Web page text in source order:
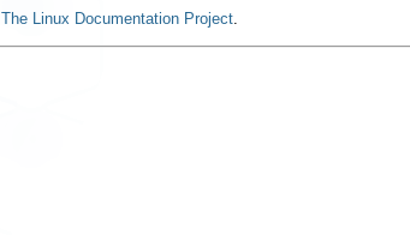
The Linux Documentation Project.